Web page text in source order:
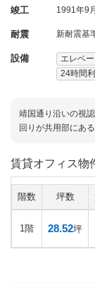
竣工 1991年9
耐震 新耐震基
設備 エレベ
24時間
靖国通り沿いの視
回りが共用部にあ
賃貸オフィス
階数 坪数
1階 28.52坪